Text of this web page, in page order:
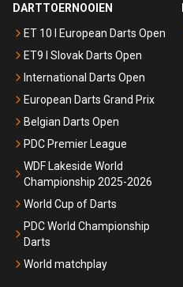
DARTTOERNOOIEN
ET 10 I European Darts Open
ET9 I Slovak Darts Open
International Darts Open
European Darts Grand Prix
Belgian Darts Open
PDC Premier League
WDF Lakeside World
Championship 2025-2026
World Cup of Darts
PDC World Championship
Darts
World matchplay